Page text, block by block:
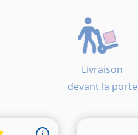
Livraison
devant la porte